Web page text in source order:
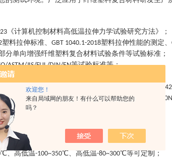
欢迎您！
来自局域网的朋友！有什么可以帮助您的
吗？
《计算机控制材料高低温拉伸力学试验研究方法》
；
塑料拉伸标准、 GBT 1040.1-2018塑料拉伸性能的测定、
分单向增强纤维塑料复合材料试验条件等试验标准 ；
ASTM/JIS/FUL/DIN/EN等试验标准等；
压缩力学测试试验机
FL4103GD、
、2000N、 5000N、10000N、20000N、30000N 50000N
示值的
可高达 1500HZ
℃、高低温-100~350℃、高低温-80~300℃等可定制 ；